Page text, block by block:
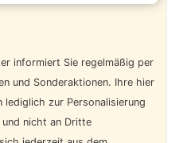
informiert Sie regelmäßig per
und Sonderaktionen. Ihre hier
lediglich zur Personalisierung
nicht an Dritte